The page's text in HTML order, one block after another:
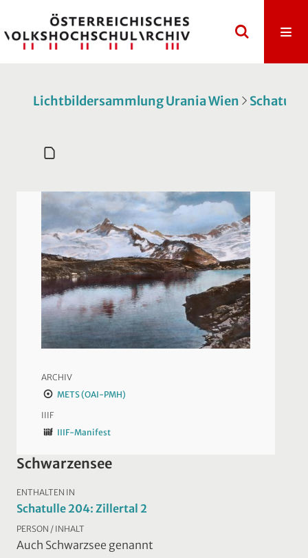
Lichtbildersammlung Urania Wien
ARCHIV
METS (OAI-PMH)
IIIF
IIIF-Manifest
Schwarzensee
ENTHALTEN IN
Schatulle 204: Zillertal 2
PERSON / INHALT
Auch Schwarzsee genannt